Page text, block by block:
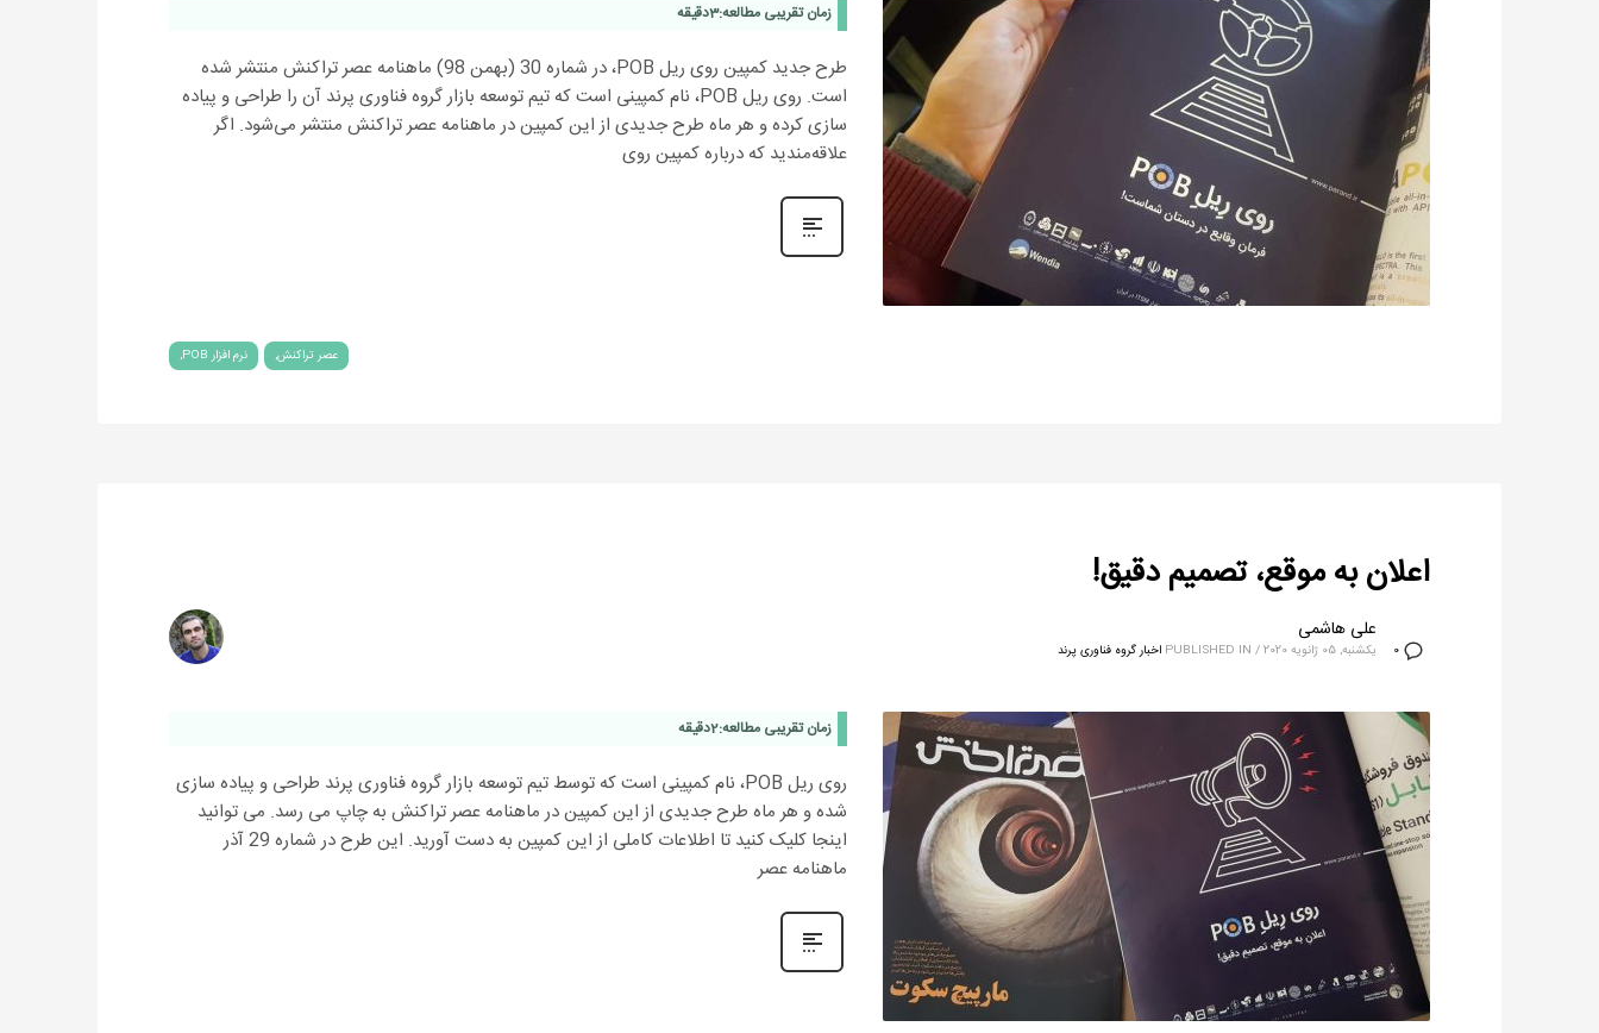
زمان تقریبی مطالعه:3دقیقه
طرح جدید کمپین روی ریل POB، در شماره 30 (بهمن 98) ماهنامه عصر تراکنش منتشر شده
است. روی ریل POB، نام کمپینی است که تیم توسعه بازار گروه فناوری پرند آن را طراحی و پیاده
سازی کرده و هر ماه طرح جدیدی از این کمپین در ماهنامه عصر تراکنش منتشر می‌شود. اگر
علاقه‌مندید که درباره‌ کمپین روی
عصر تراکنش نرم افزار POB
اعلان به موقع، تصمیم دقیق!
0
علی هاشمی
یکشنبه, 05 ژانویه 2020 /
PUBLISHED IN اخبار گروه فناوری پرند
زمان تقریبی مطالعه:2دقیقه
روی ریل POB، نام کمپینی است که توسط تیم توسعه بازار گروه فناوری پرند طراحی و پیاده سازی
شده و هر ماه طرح جدیدی از این کمپین در ماهنامه عصر تراکنش به چاپ می رسد. می توانید
اینجا کلیک کنید تا اطلاعات کاملی از این کمپین به دست آورید. این طرح در شماره 29 آذر
ماهنامه عصر